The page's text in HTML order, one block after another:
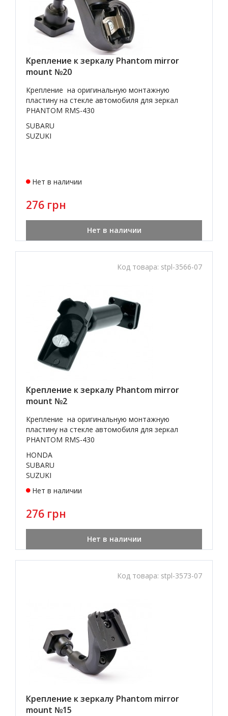
Крепление к зеркалу Phantom mirror
mount №20
Крепление на оригинальную монтажную
пластину на стекле автомобиля для зеркал
PHANTOM RMS-430
SUBARU
SUZUKI
Нет в наличии
276 грн
Нет в наличии
Код товара: stpl-3566-07
Крепление к зеркалу Phantom mirror
mount №2
Крепление на оригинальную монтажную
пластину на стекле автомобиля для зеркал
PHANTOM RMS-430
HONDA
SUBARU
SUZUKI
Нет в наличии
276 грн
Нет в наличии
Код товара: stpl-3573-07
Крепление к зеркалу Phantom mirror
mount №15